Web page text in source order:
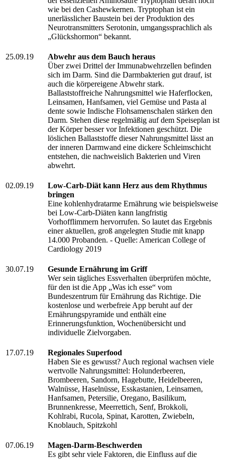
wie bei den Cashewkernen. Tryptophan ist ein
unerlässlicher Baustein bei der Produktion des
Neurotransmitters Serotonin, umgangssprachlich als
„Glückshormon“ bekannt.
25.09.19
Abwehr aus dem Bauch heraus
Über zwei Drittel der Immunabwehrzellen befinden
sich im Darm. Sind die Darmbakterien gut drauf, ist
auch die körpereigene Abwehr stark.
Ballaststoffreiche Nahrungsmittel wie Haferflocken,
Leinsamen, Hanfsamen, viel Gemüse und Pasta al
dente sowie Indische Flohsamenschalen stärken den
Darm. Stehen diese regelmäßig auf dem Speiseplan ist
der Körper besser vor Infektionen geschützt. Die
löslichen Ballaststoffe dieser Nahrungsmittel lässt an
der inneren Darmwand eine dickere Schleimschicht
entstehen, die nachweislich Bakterien und Viren
abwehrt.
02.09.19
Low-Carb-Diät kann Herz aus dem Rhythmus
bringen
Eine kohlenhydratarme Ernährung wie beispielsweise
bei Low-Carb-Diäten kann langfristig
Vorhofflimmern hervorrufen. So lautet das Ergebnis
einer aktuellen, groß angelegten Studie mit knapp
14.000 Probanden. - Quelle: American College of
Cardiology 2019
30.07.19
Gesunde Ernährung im Griff
Wer sein tägliches Essverhalten überprüfen möchte,
für den ist die App „Was ich esse“ vom
Bundeszentrum für Ernährung das Richtige. Die
kostenlose und werbefreie App beruht auf der
Ernährungspyramide und enthält eine
Erinnerungsfunktion, Wochenübersicht und
individuelle Zielvorgaben.
17.07.19
Regionales Superfood
Haben Sie es gewusst? Auch regional wachsen viele
wertvolle Nahrungsmittel: Holunderbeeren,
Brombeeren, Sandorn, Hagebutte, Heidelbeeren,
Walnüsse, Haselnüsse, Esskastanien, Leinsamen,
Hanfsamen, Petersilie, Oregano, Basilikum,
Brunnenkresse, Meerrettich, Senf, Brokkoli,
Kohlrabi, Rucola, Spinat, Karotten, Zwiebeln,
Knoblauch, Spitzkohl
07.06.19
Magen-Darm-Beschwerden
Es gibt sehr viele Faktoren, die Einfluss auf die